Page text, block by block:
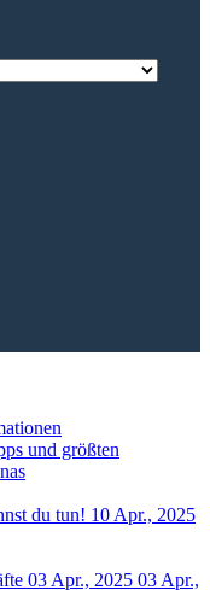
und größten
du tun! 10 Apr., 2025
03 Apr., 2025 03 Apr.,